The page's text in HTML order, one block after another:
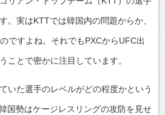
。実はKTTでは韓国内の問題からか、
ですよね。それでもPXCからUFC出
ことで密かに注目しています。
た選手のレベルがどの程度かという
国勢はケージレスリングの攻防を見せ